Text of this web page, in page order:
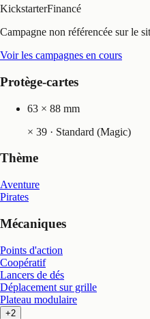
KickstarterFinancé
Campagne non référencée sur le
Voir les campagnes en cours
Protège-cartes
63 × 88 mm
× 39 · Standard (Magic)
Thème
Aventure
Pirates
Mécaniques
Points d'action
Coopératif
Lancers de dés
Déplacement sur grille
Plateau modulaire
+2